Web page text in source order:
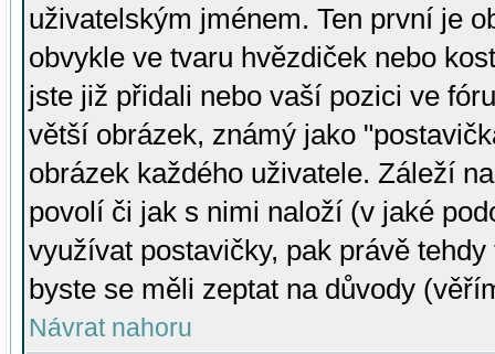
uživatelským jménem. Ten první je
obvykle ve tvaru hvězdiček nebo
jste již přidali nebo vaší pozici ve
větší obrázek, známý jako
obrázek každého uživatele. Záleží
povolí či jak s nimi naloží (v jaké
využívat postavičky, pak právě
byste se měli zeptat na důvody
Návrat nahoru